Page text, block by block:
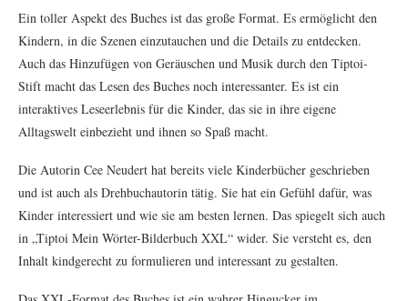
Ein toller Aspekt des Buches ist das große Format. Es ermöglicht den
Kindern, in die Szenen einzutauchen und die Details zu entdecken.
Auch das Hinzufügen von Geräuschen und Musik durch den Tiptoi-
Stift macht das Lesen des Buches noch interessanter. Es ist ein
interaktives Leseerlebnis für die Kinder, das sie in ihre eigene
Alltagswelt einbezieht und ihnen so Spaß macht.
Die Autorin Cee Neudert hat bereits viele Kinderbücher geschrieben
und ist auch als Drehbuchautorin tätig. Sie hat ein Gefühl dafür, was
Kinder interessiert und wie sie am besten lernen. Das spiegelt sich auch
in „Tiptoi Mein Wörter-Bilderbuch XXL“ wider. Sie versteht es, den
Inhalt kindgerecht zu formulieren und interessant zu gestalten.